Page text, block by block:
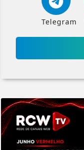
Telegram